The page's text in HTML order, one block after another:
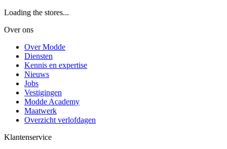
Loading the stores...
Over ons
Over Modde
Diensten
Kennis en expertise
Nieuws
Jobs
Vestigingen
Modde Academy
Maatwerk
Overzicht verlofdagen
Klantenservice